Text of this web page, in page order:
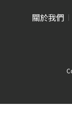
關於我們